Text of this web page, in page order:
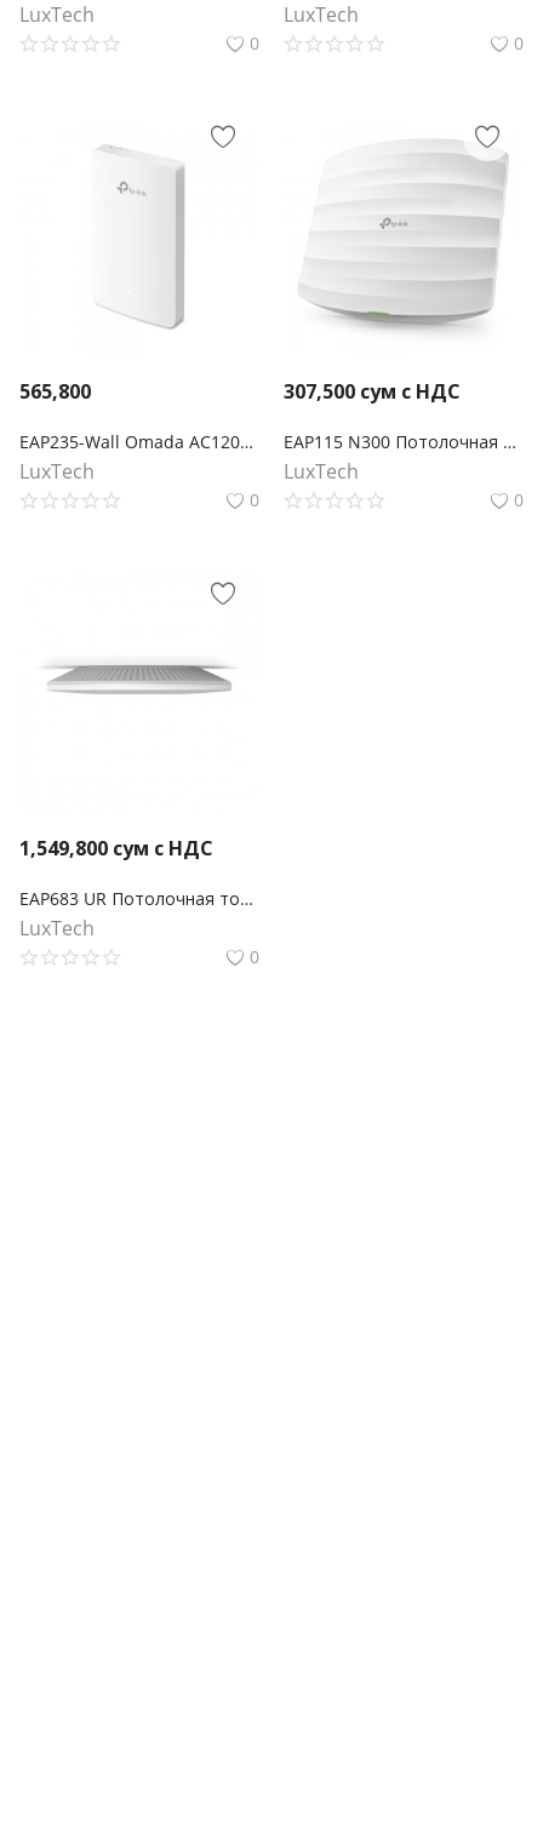
LuxTech
0
LuxTech
0
565,800
EAP235-Wall Omada AC1200 Настенная гигабитная точка доступа Wi‑Fi с MU-MIMО
LuxTech
0
307,500 сум с НДС
EAP115 N300 Потолочная точка доступа Wi‑Fi
LuxTech
0
1,549,800 сум с НДС
EAP683 UR Потолочная точка доступа WiFi 6 AX6000
LuxTech
0